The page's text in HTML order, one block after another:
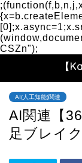
CSZn");
【
AI(人工知能)関連
AI関連【
足ブレイ